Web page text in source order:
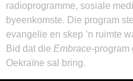
radioprogramme, sosiale
byeenkomste. Die program
evangelie en skep ’n ruimte
Bid dat die Embrace-program
Oekraïne sal bring.